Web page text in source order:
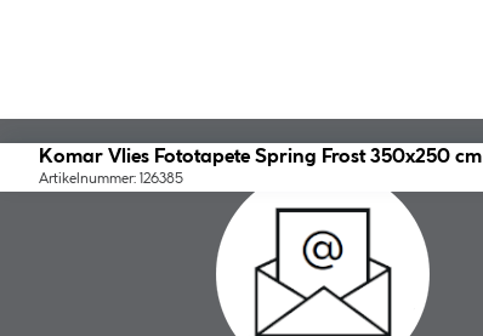
Komar Vlies Fototapete Spring Frost 350x250 cm
Artikelnummer: 126385